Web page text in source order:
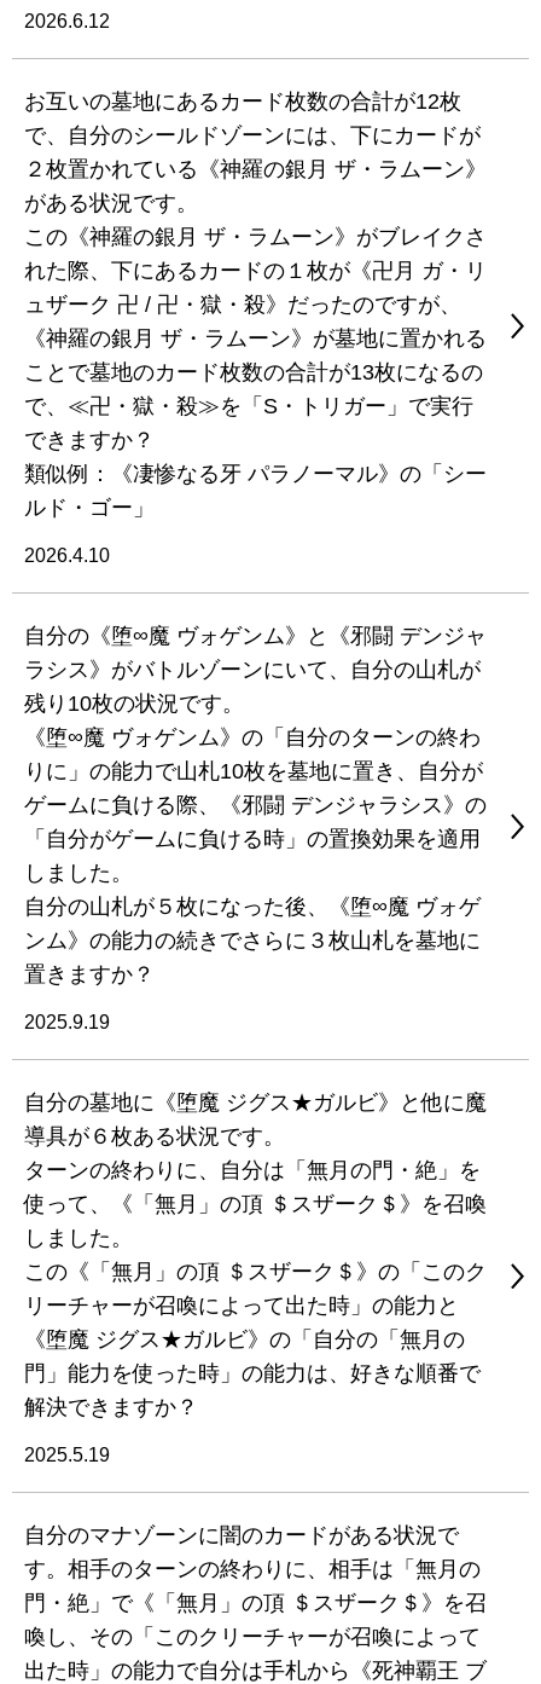
2026.6.12
お互いの墓地にあるカード枚数の合計が12枚
で、自分のシールドゾーンには、下にカードが
２枚置かれている《神羅の銀月 ザ・ラムーン》
がある状況です。
この《神羅の銀月 ザ・ラムーン》がブレイクさ
れた際、下にあるカードの１枚が《卍月 ガ・リ
ュザーク 卍 / 卍・獄・殺》だったのですが、
《神羅の銀月 ザ・ラムーン》が墓地に置かれる
ことで墓地のカード枚数の合計が13枚になるの
で、≪卍・獄・殺≫を「S・トリガー」で実行
できますか？
類似例：《凄惨なる牙 パラノーマル》の「シー
ルド・ゴー」
2026.4.10
自分の《堕∞魔 ヴォゲンム》と《邪闘 デンジャ
ラシス》がバトルゾーンにいて、自分の山札が
残り10枚の状況です。
《堕∞魔 ヴォゲンム》の「自分のターンの終わ
りに」の能力で山札10枚を墓地に置き、自分が
ゲームに負ける際、《邪闘 デンジャラシス》の
「自分がゲームに負ける時」の置換効果を適用
しました。
自分の山札が５枚になった後、《堕∞魔 ヴォゲ
ンム》の能力の続きでさらに３枚山札を墓地に
置きますか？
2025.9.19
自分の墓地に《堕魔 ジグス★ガルビ》と他に魔
導具が６枚ある状況です。
ターンの終わりに、自分は「無月の門・絶」を
使って、《「無月」の頂 ＄スザーク＄》を召喚
しました。
この《「無月」の頂 ＄スザーク＄》の「このク
リーチャーが召喚によって出た時」の能力と
《堕魔 ジグス★ガルビ》の「自分の「無月の
門」能力を使った時」の能力は、好きな順番で
解決できますか？
2025.5.19
自分のマナゾーンに闇のカードがある状況で
す。相手のターンの終わりに、相手は「無月の
門・絶」で《「無月」の頂 ＄スザーク＄》を召
喚し、その「このクリーチャーが召喚によって
出た時」の能力で自分は手札から《死神覇王 ブ